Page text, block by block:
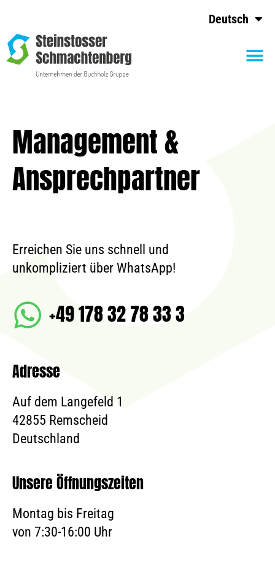
Deutsch
Management &
Ansprechpartner
Unsere Öffnungszeiten
Montag bis Freitag
von 7:30-16:00 Uhr
Adresse
Auf dem Langefeld 1
42855 Remscheid
Deutschland
Erreichen Sie uns schnell und
unkompliziert über WhatsApp!
+49 178 32 78 33 3